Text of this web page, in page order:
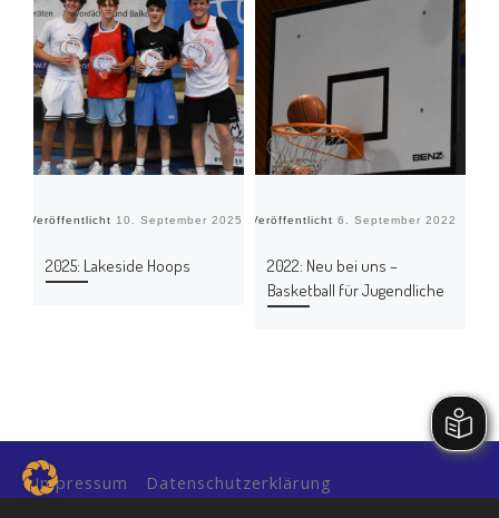
Veröffentlicht 10. September 2025
2025: Lakeside Hoops
Veröffentlicht 6. September 2022
2022: Neu bei uns –
Basketball für Jugendliche
Impressum Datenschutzerklärung